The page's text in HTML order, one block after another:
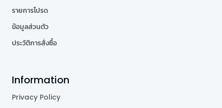
รายการโปรด
ข้อมูลส่วนตัว
ประวัติการสั่งซื้อ
Information
Privacy Policy